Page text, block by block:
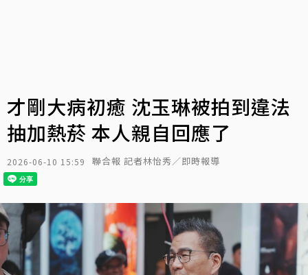
才剛大病初癒 沈玉琳被拍到違法
抽加熱菸 本人親自回應了
2026-06-10 15:59 聯合報 記者林怡秀／即時報導